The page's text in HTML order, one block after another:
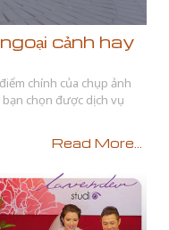
cảnh hay
chính của chụp ảnh
chọn được dịch vụ
Read More...